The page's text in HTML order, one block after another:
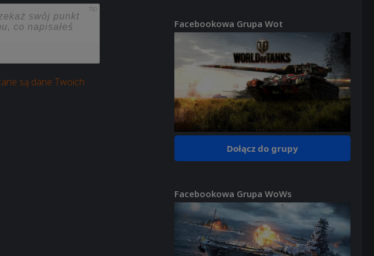
750
są dane Twoich
Facebookowa Grupa Wot
Dołącz do grupy
Facebookowa Grupa WoWs